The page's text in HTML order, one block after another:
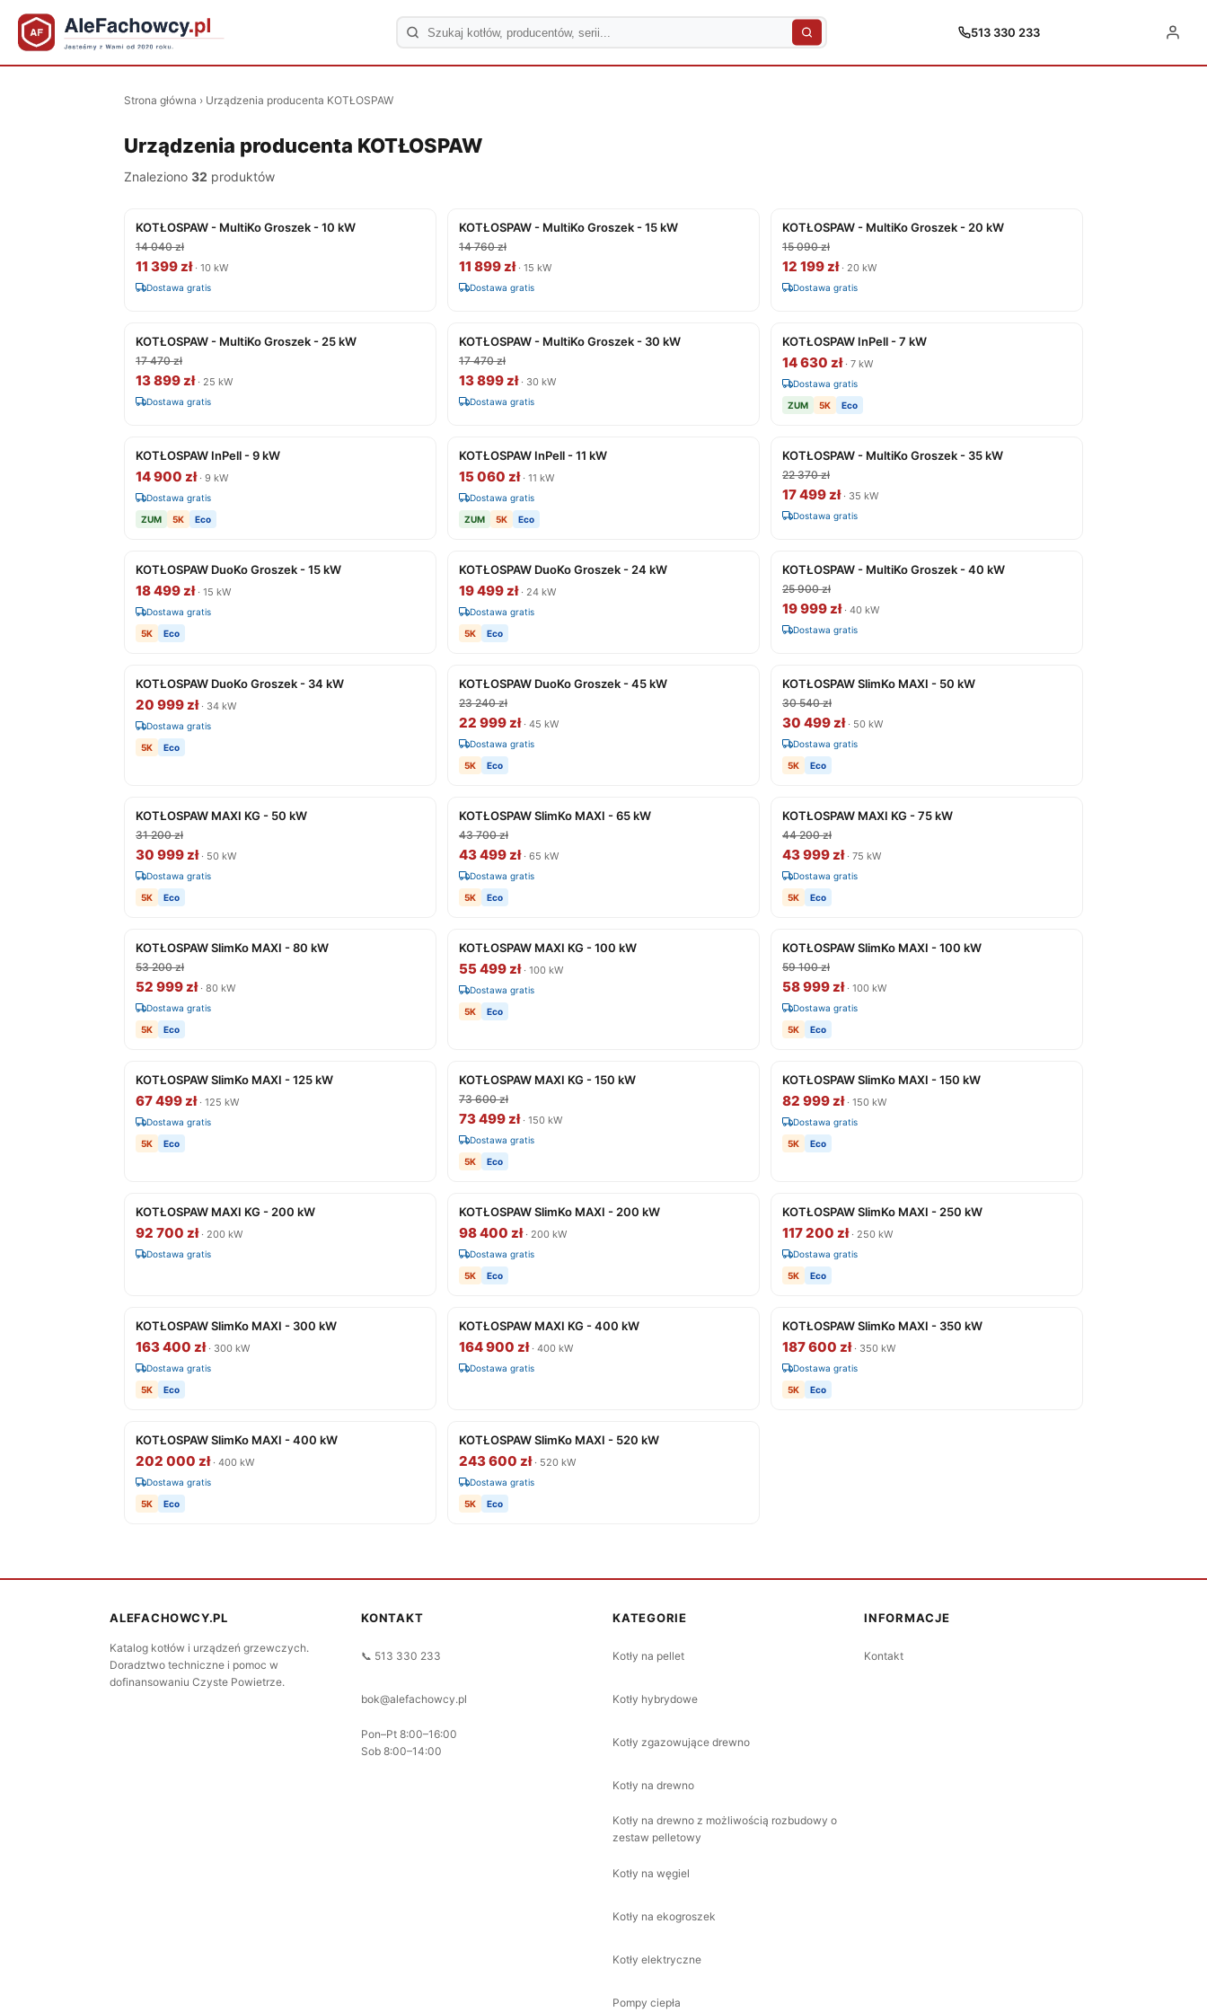
513 330 233
Strona główna › Urządzenia producenta KOTŁOSPAW
Urządzenia producenta KOTŁOSPAW
Znaleziono 32 produktów
KOTŁOSPAW - MultiKo Groszek - 10 kW
14 040 zł
11 399 zł · 10 kW
Dostawa gratis
KOTŁOSPAW - MultiKo Groszek - 15 kW
14 760 zł
11 899 zł · 15 kW
Dostawa gratis
KOTŁOSPAW - MultiKo Groszek - 20 kW
15 090 zł
12 199 zł · 20 kW
Dostawa gratis
KOTŁOSPAW - MultiKo Groszek - 25 kW
17 470 zł
13 899 zł · 25 kW
Dostawa gratis
KOTŁOSPAW - MultiKo Groszek - 30 kW
17 470 zł
13 899 zł · 30 kW
Dostawa gratis
KOTŁOSPAW InPell - 7 kW
14 630 zł · 7 kW
Dostawa gratis
ZUM
5K Eco
KOTŁOSPAW InPell - 9 kW
14 900 zł · 9 kW
Dostawa gratis
ZUM
5K Eco
KOTŁOSPAW InPell - 11 kW
15 060 zł · 11 kW
Dostawa gratis
ZUM
5K Eco
KOTŁOSPAW - MultiKo Groszek - 35 kW
22 370 zł
17 499 zł · 35 kW
Dostawa gratis
KOTŁOSPAW DuoKo Groszek - 15 kW
18 499 zł · 15 kW
Dostawa gratis
5K
Eco
KOTŁOSPAW DuoKo Groszek - 24 kW
19 499 zł · 24 kW
Dostawa gratis
5K
Eco
KOTŁOSPAW - MultiKo Groszek - 40 kW
25 900 zł
19 999 zł · 40 kW
Dostawa gratis
KOTŁOSPAW DuoKo Groszek - 34 kW
20 999 zł · 34 kW
Dostawa gratis
5K
Eco
KOTŁOSPAW DuoKo Groszek - 45 kW
23 240 zł
22 999 zł · 45 kW
Dostawa gratis
5K
Eco
KOTŁOSPAW SlimKo MAXI - 50 kW
30 540 zł
30 499 zł · 50 kW
Dostawa gratis
5K
Eco
KOTŁOSPAW MAXI KG - 50 kW
31 200 zł
30 999 zł · 50 kW
Dostawa gratis
5K
Eco
KOTŁOSPAW SlimKo MAXI - 65 kW
43 700 zł
43 499 zł · 65 kW
Dostawa gratis
5K
Eco
KOTŁOSPAW MAXI KG - 75 kW
44 200 zł
43 999 zł · 75 kW
Dostawa gratis
5K
Eco
KOTŁOSPAW SlimKo MAXI - 80 kW
53 200 zł
52 999 zł · 80 kW
Dostawa gratis
5K
Eco
KOTŁOSPAW MAXI KG - 100 kW
55 499 zł · 100 kW
Dostawa gratis
5K
Eco
KOTŁOSPAW SlimKo MAXI - 100 kW
59 100 zł
58 999 zł · 100 kW
Dostawa gratis
5K
Eco
KOTŁOSPAW SlimKo MAXI - 125 kW
67 499 zł · 125 kW
Dostawa gratis
5K
Eco
KOTŁOSPAW MAXI KG - 150 kW
73 600 zł
73 499 zł · 150 kW
Dostawa gratis
5K
Eco
KOTŁOSPAW SlimKo MAXI - 150 kW
82 999 zł · 150 kW
Dostawa gratis
5K
Eco
KOTŁOSPAW MAXI KG - 200 kW
92 700 zł · 200 kW
Dostawa gratis
KOTŁOSPAW SlimKo MAXI - 200 kW
98 400 zł · 200 kW
Dostawa gratis
5K
Eco
KOTŁOSPAW SlimKo MAXI - 250 kW
117 200 zł · 250 kW
Dostawa gratis
5K
Eco
KOTŁOSPAW SlimKo MAXI - 300 kW
163 400 zł · 300 kW
Dostawa gratis
5K
Eco
KOTŁOSPAW MAXI KG - 400 kW
164 900 zł · 400 kW
Dostawa gratis
KOTŁOSPAW SlimKo MAXI - 350 kW
187 600 zł · 350 kW
Dostawa gratis
5K
Eco
KOTŁOSPAW SlimKo MAXI - 400 kW
202 000 zł · 400 kW
Dostawa gratis
5K
Eco
KOTŁOSPAW SlimKo MAXI - 520 kW
243 600 zł · 520 kW
Dostawa gratis
5K
Eco
ALEFACHOWCY.PL
Katalog kotłów i urządzeń grzewczych.
Doradztwo techniczne i pomoc w
dofinansowaniu Czyste Powietrze.
KONTAKT
📞 513 330 233
bok@alefachowcy.pl
Pon–Pt 8:00–16:00
Sob 8:00–14:00
KATEGORIE
Kotły na pellet
Kotły hybrydowe
Kotły zgazowujące drewno
Kotły na drewno
Kotły na drewno z możliwością rozbudowy o
zestaw pelletowy
Kotły na węgiel
Kotły na ekogroszek
Kotły elektryczne
Pompy ciepła
INFORMACJE
Kontakt